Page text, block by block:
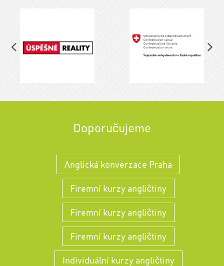
Doporučujeme
Anglická konverzace Praha
Firemní kurzy angličtiny
Firemní kurzy angličtiny
Firemní kurzy angličtiny
Individuální kurzy angličtiny